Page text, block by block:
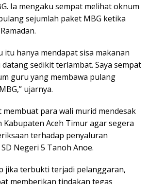
Ia mengaku sempat melihat oknum
sejumlah paket MBG ketika
itu hanya mendapat sisa makanan
sedikit terlambat. Saya sempat
guru yang membawa pulang
ujarnya.
para wali murid mendesak
Kabupaten Aceh Timur agar segera
terhadap penyaluran
Negeri 5 Tanoh Anoe.
jika terbukti terjadi pelanggaran,
memberikan tindakan tegas